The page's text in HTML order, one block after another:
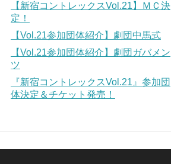
【新宿コントレックスVol.21】ＭＣ決
定！
【Vol.21参加団体紹介】劇団中馬式
【Vol.21参加団体紹介】劇団ガバメン
ツ
『新宿コントレックスVol.21』参加団
体決定＆チケット発売！